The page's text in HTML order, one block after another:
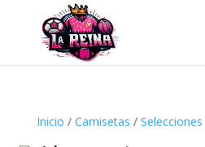
Búsqueda
productos
Inicio / Camisetas / Selecciones